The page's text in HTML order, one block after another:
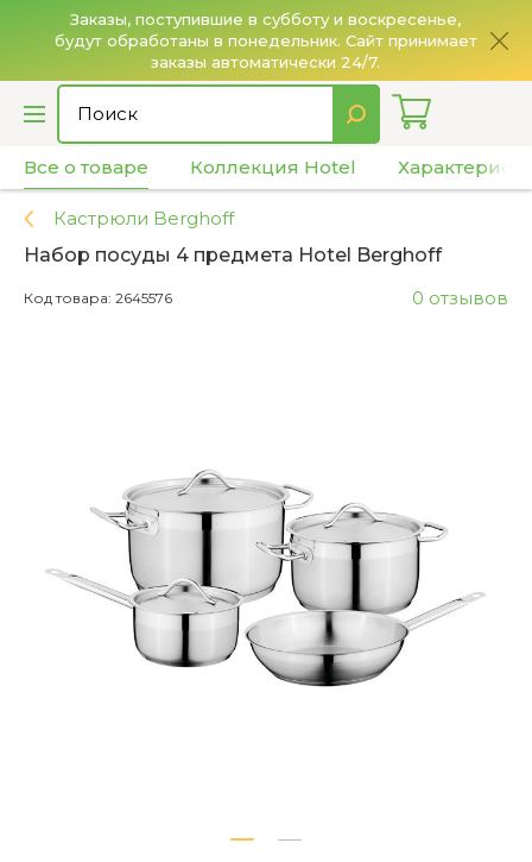
Заказы, поступившие в субботу и воскресенье,
будут обработаны в понедельник. Сайт принимает
заказы автоматически 24/7.
Все о товаре Коллекция Hotel
Кастрюли Berghoff
Набор посуды 4 предмета Hotel Berghoff
0 отзывов
Код товара: 2645576